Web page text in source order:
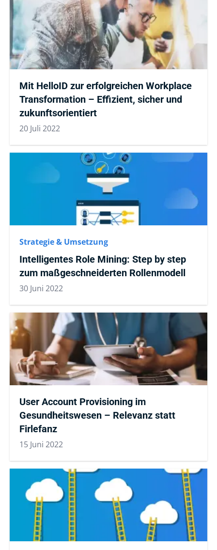
Mit HelloID zur erfolgreichen Workplace
Transformation – Effizient, sicher und
zukunftsorientiert
20 Juli 2022
Strategie & Umsetzung
Intelligentes Role Mining: Step by step
zum maßgeschneiderten Rollenmodell
30 Juni 2022
User Account Provisioning im
Gesundheitswesen – Relevanz statt
Firlefanz
15 Juni 2022